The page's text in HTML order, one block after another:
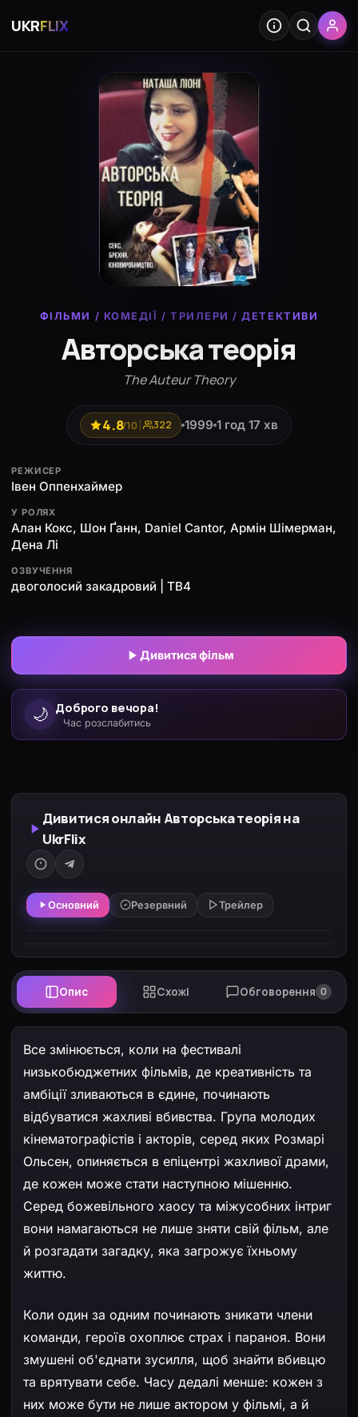
UKRFLIX
ФІЛЬМИ / КОМЕДІЇ / ТРИЛЕРИ /ДЕТЕКТИВИ
Авторська теорія
The Auteur Theory
4.8/10 322 1999 1 год 17 хв
РЕЖИСЕР
Івен Оппенхаймер
У РОЛЯХ
Алан Кокс, Шон Ґанн, Daniel Cantor, Армін Шімерман,
Дена Лі
ОЗВУЧЕННЯ
двоголосий закадровий | ТВ4
Дивитися фільм
🌙 Доброго вечора!
Час розслабитись
Дивитися онлайн Авторська теорія на
UkrFlix
Основний Резервний Трейлер
Опис Схожі Обговорення 0
Все змінюється, коли на фестивалі
низькобюджетних фільмів, де креативність та
амбіції зливаються в єдине, починають
відбуватися жахливі вбивства. Група молодих
кінематографістів і акторів, серед яких Розмарі
Ольсен, опиняється в епіцентрі жахливої драми,
де кожен може стати наступною мішенню.
Серед божевільного хаосу та міжусобних інтриг
вони намагаються не лише зняти свій фільм, але
й розгадати загадку, яка загрожує їхньому
життю.
Коли один за одним починають зникати члени
команди, героїв охоплює страх і параноя. Вони
змушені об'єднати зусилля, щоб знайти вбивцю
та врятувати себе. Часу дедалі менше: кожен з
них може бути не лише актором у фільмі, а й